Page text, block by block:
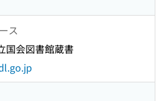
ス
国会図書館蔵書